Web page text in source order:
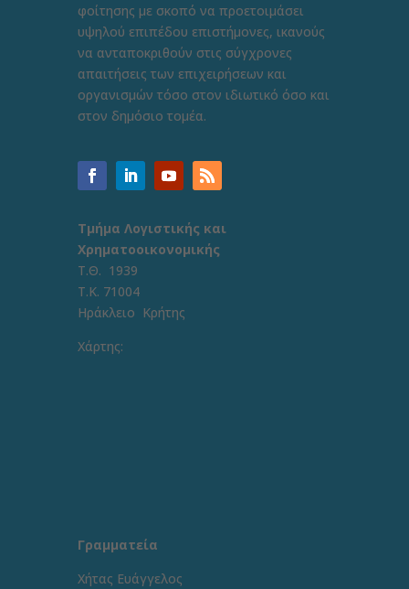
φοίτησης με σκοπό να προετοιμάσει
υψηλού επιπέδου επιστήμονες, ικανούς
να ανταποκριθούν στις σύγχρονες
απαιτήσεις των επιχειρήσεων και
οργανισμών τόσο στον ιδιωτικό όσο και
στον δημόσιο τομέα.
Τμήμα Λογιστικής και
Χρηματοοικονομικής
Τ.Θ. 1939
Τ.Κ. 71004
Ηράκλειο Κρήτης
Χάρτης:
Γραμματεία
Χήτας Ευάγγελος